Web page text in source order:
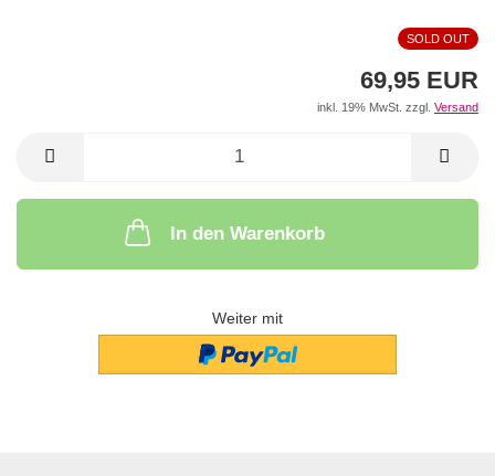
SOLD OUT
69,95 EUR
inkl. 19% MwSt. zzgl. Versand
In den Warenkorb
Weiter mit